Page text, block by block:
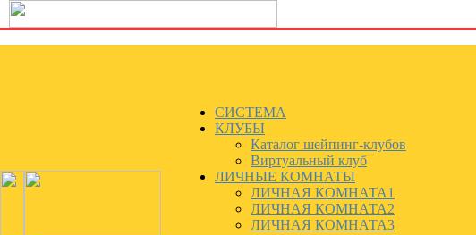
СИСТЕМА
КЛУБЫ
Каталог шейпинг-клубов
Виртуальный клуб
ЛИЧНЫЕ КОМНАТЫ
ЛИЧНАЯ КОМНАТА1
ЛИЧНАЯ КОМНАТА2
ЛИЧНАЯ КОМНАТА3